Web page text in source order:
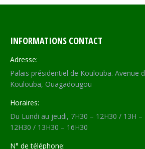
INFORMATIONS CONTACT
Adresse:
Palais présidentiel de Koulouba. Avenue
Koulouba, Ouagadougou
Horaires:
Du Lundi au jeudi, 7H30 – 12H30 / 13H –
12H30 / 13H30 – 16H30
N° de téléphone: